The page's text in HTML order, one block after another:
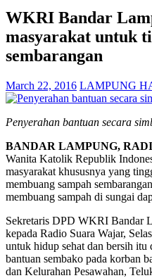
WKRI Bandar
masyarakat untuk
sembarangan
March 22, 2016 LAMPUNG
Penyerahan bantuan secara
BANDAR LAMPUNG,
Wanita Katolik Republik
masyarakat khususnya yang
membuang sampah
membuang sampah di sungai
Sekretaris DPD WKRI Bandar
kepada Radio Suara Wajar,
untuk hidup sehat dan bersih itu
bantuan sembako pada korban
dan Kelurahan Pesawahan,